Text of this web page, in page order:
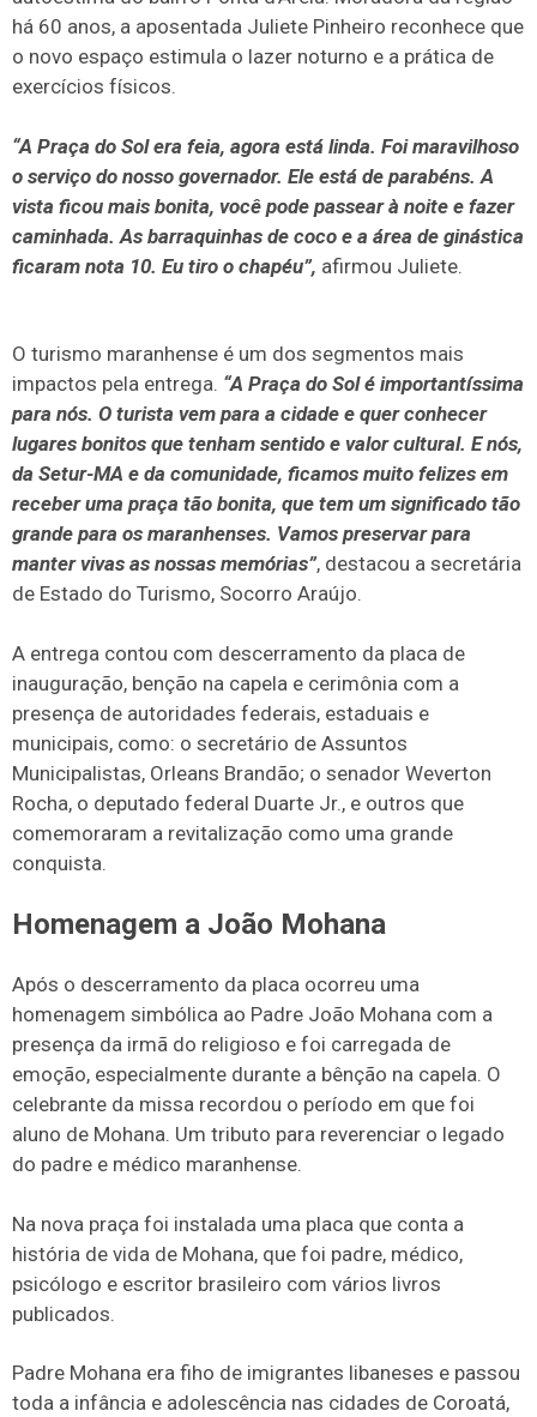
há 60 anos, a aposentada Juliete Pinheiro reconhece que
o novo espaço estimula o lazer noturno e a prática de
exercícios físicos.
“A Praça do Sol era feia, agora está linda. Foi maravilhoso
o serviço do nosso governador. Ele está de parabéns. A
vista ficou mais bonita, você pode passear à noite e fazer
caminhada. As barraquinhas de coco e a área de ginástica
ficaram nota 10. Eu tiro o chapéu”, afirmou Juliete.
O turismo maranhense é um dos segmentos mais
impactos pela entrega. “A Praça do Sol é importantíssima
para nós. O turista vem para a cidade e quer conhecer
lugares bonitos que tenham sentido e valor cultural. E nós,
da Setur-MA e da comunidade, ficamos muito felizes em
receber uma praça tão bonita, que tem um significado tão
grande para os maranhenses. Vamos preservar para
manter vivas as nossas memórias”, destacou a secretária
de Estado do Turismo, Socorro Araújo.
A entrega contou com descerramento da placa de
inauguração, benção na capela e cerimônia com a
presença de autoridades federais, estaduais e
municipais, como: o secretário de Assuntos
Municipalistas, Orleans Brandão; o senador Weverton
Rocha, o deputado federal Duarte Jr., e outros que
comemoraram a revitalização como uma grande
conquista.
Homenagem a João Mohana
Após o descerramento da placa ocorreu uma
homenagem simbólica ao Padre João Mohana com a
presença da irmã do religioso e foi carregada de
emoção, especialmente durante a bênção na capela. O
celebrante da missa recordou o período em que foi
aluno de Mohana. Um tributo para reverenciar o legado
do padre e médico maranhense.
Na nova praça foi instalada uma placa que conta a
história de vida de Mohana, que foi padre, médico,
psicólogo e escritor brasileiro com vários livros
publicados.
Padre Mohana era fiho de imigrantes libaneses e passou
toda a infância e adolescência nas cidades de Coroatá,